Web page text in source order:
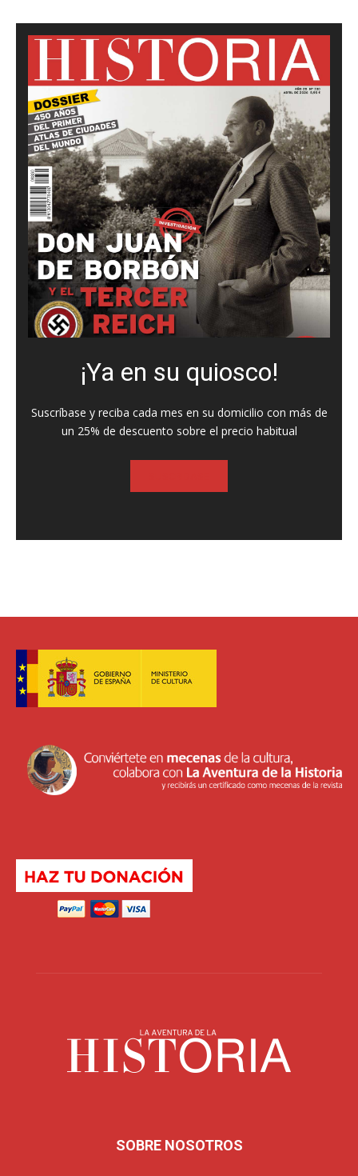
¡Ya en su quiosco!
Suscríbase y reciba cada mes en su domicilio con más de
un 25% de descuento sobre el precio habitual
SOBRE NOSOTROS